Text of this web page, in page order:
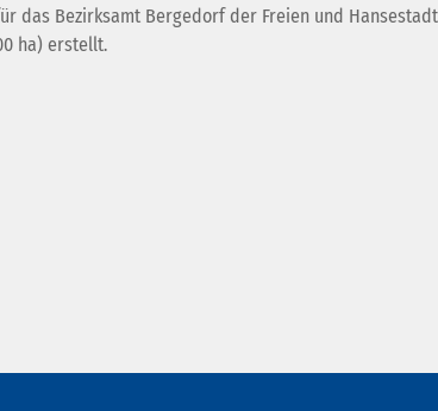
das Bezirksamt Bergedorf der Freien und
ha) erstellt.